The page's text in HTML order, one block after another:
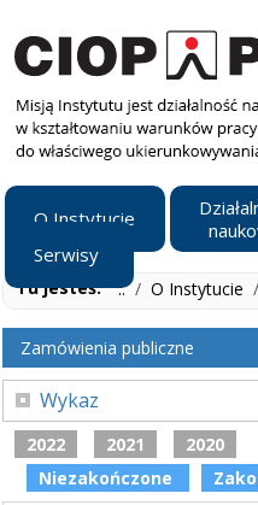
O Instytucie
Serwisy
Tu jesteś: ../ O Instytucie /
Zamówienia publiczne
Wykaz
2022 2021 2020
Niezakończone